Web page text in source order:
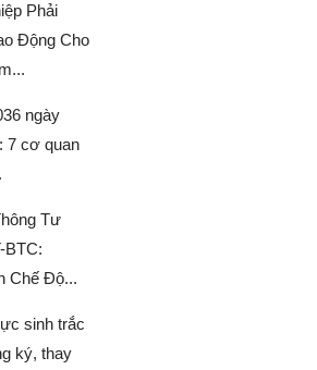
Phải
Động Cho
ngày
7 cơ quan
Tư
BTC:
Chế Độ...
sinh trắc
ký, thay